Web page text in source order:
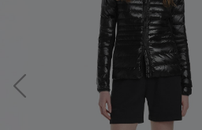
サマー 26 コレクション
サマー 26 コレクション
日本限定モデル
スノーグース
サマー 26 コレクション
サマー 26 コレクション
日本限定モデル
スノーグース
コレクション
品の価値を受け継いで
アーカイブの希少なピ
詳